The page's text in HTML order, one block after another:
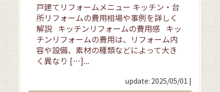
戸建てリフォームメニュー キッチン・台
所リフォームの費用相場や事例を詳しく
解説 キッチンリフォームの費用感 キッ
チンリフォームの費用は、リフォーム内
容や設備、素材の種類などによって大き
く異なり […]...
update: 2025/05/01 |